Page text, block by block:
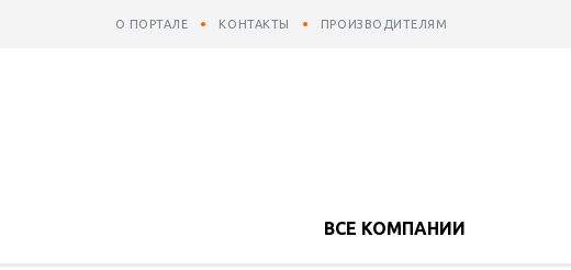
О ПОРТАЛЕ КОНТАКТЫ ПРОИЗВОДИТЕЛЯМ
ВСЕ КОМПАНИИ